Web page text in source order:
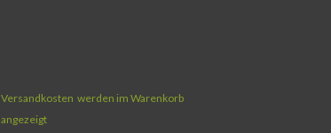
Versandkosten werden im Warenkorb
angezeigt